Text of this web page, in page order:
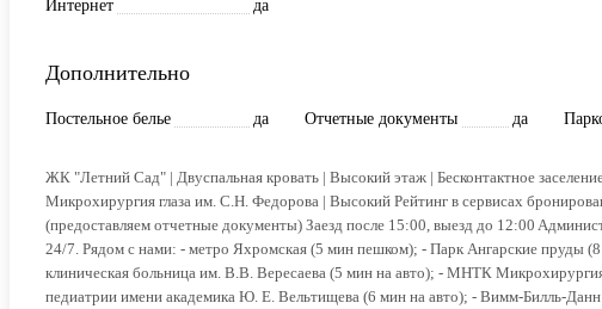
Интернет
да
Дополнительно
Постельное белье да Отчетные документы да
ЖК "Летний Сад" | Двуспальная кровать | Высокий этаж | Бесконтактное
Микрохирургия глаза им. С.Н. Федорова | Высокий Рейтинг в сервисах
(предоставляем отчетные документы) Заезд пoсле 15:00, выезд дo 12:00
24/7. Рядом с нами: - метро Яхромская (5 мин пешком); - Парк Ангарские пруды
клиническая больница им. В.В. Вересаева (5 мин на авто); - МНТК
педиатрии имени академика Ю. Е. Вельтищева (6 мин на авто); - Вимм-Билль-